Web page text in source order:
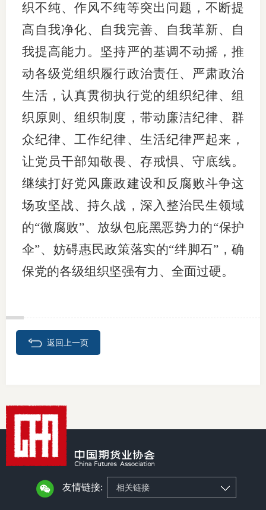
织不纯、作风不纯等突出问题，不断提
高自我净化、自我完善、自我革新、自
我提高能力。坚持严的基调不动摇，推
动各级党组织履行政治责任、严肃政治
生活，认真贯彻执行党的组织纪律、组
织原则、组织制度，带动廉洁纪律、群
众纪律、工作纪律、生活纪律严起来，
让党员干部知敬畏、存戒惧、守底线。
继续打好党风廉政建设和反腐败斗争这
场攻坚战、持久战，深入整治民生领域
的“微腐败”、放纵包庇黑恶势力的“保护
伞”、妨碍惠民政策落实的“绊脚石”，确
保党的各级组织坚强有力、全面过硬。
返回上一页
友情链接: 相关链接